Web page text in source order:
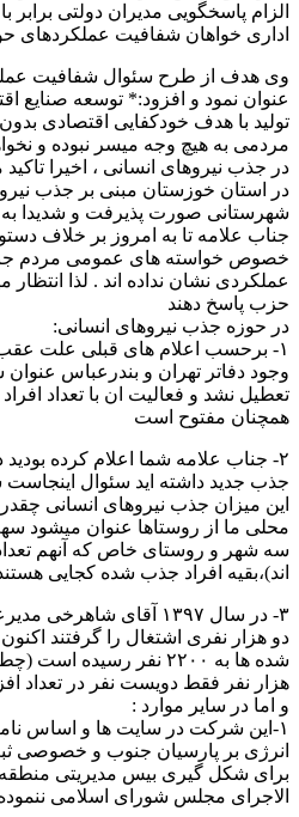
الزام پاسخگویی مدیران دولتی برابر
اداری خواهان شفافیت عملکردهای
وی هدف از طرح سئوال شفافیت
عنوان نمود و افزود:* توسعه صنایع
تولید با هدف خودکفایی اقتصادی
مردمی به هیچ وجه میسر نبوده و
در جذب نیروهای انسانی ، اخیرا
در استان خوزستان مبنی بر جذب
شهرستانی صورت پذیرفت و شدیدا به
جناب علامه تا به امروز بر خلاف
خصوص خواسته های عمومی مردم
عملکردی نشان نداده اند . لذا
حزب پاسخ دهند
در حوزه جذب نیروهای انسانی:
۱- برحسب اعلام های قبلی علت عقب
وجود دفاتر تهران و بندرعباس عنوان
تعطیل نشد و فعالیت ان با تعداد
همچنان مفتوح است
جذب جدید داشته اید سئوال
این میزان جذب نیروهای انسانی
محلی ما از روستاها عنوان میشود
سه شهر و روستای خاص که آنهم
اند)،بقیه افراد جذب شده کجایی
۳- در سال ۱۳۹۷ آقای
دو هزار نفری اشتغال‌ را گرفتند
شده ها به ۲۲۰۰ نفر
هزار نفر فقط دویست نفر در تعداد
و اما در سایر موارد :
۱-این شرکت در سایت ها و اساس
انرژی بر پارسیان جنوب و خصوصی
برای شکل گیری بیس مدیریتی
الاجرای مجلس شورای اسلامی ننموده